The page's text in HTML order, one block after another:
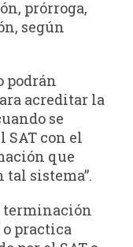
prórroga,
según
podrán
acreditar la
se
SAT con el
que
tal sistema”.
terminación
practica